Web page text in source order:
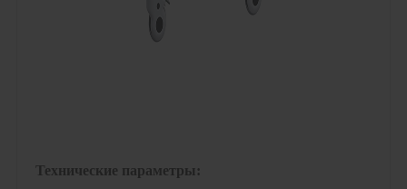
Технические параметры: